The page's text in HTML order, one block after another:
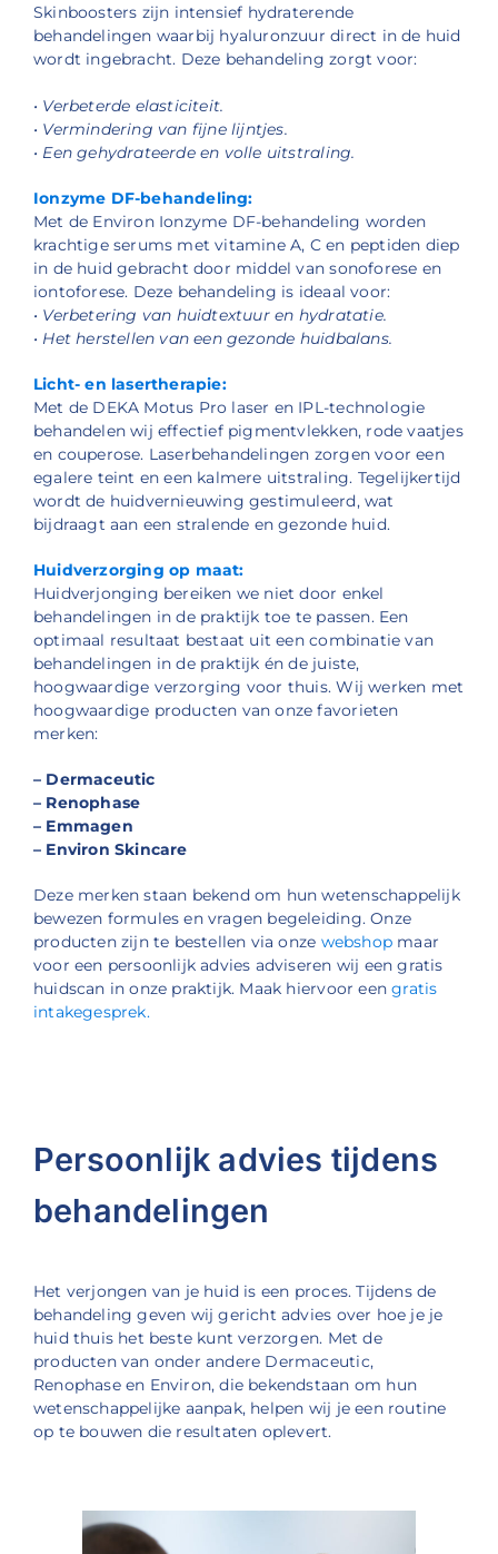
Skinboosters zijn intensief hydraterende
behandelingen waarbij hyaluronzuur direct in de huid
wordt ingebracht. Deze behandeling zorgt voor:
• Verbeterde elasticiteit.
• Vermindering van fijne lijntjes.
• Een gehydrateerde en volle uitstraling.
Ionzyme DF-behandeling:
Met de Environ Ionzyme DF-behandeling worden
krachtige serums met vitamine A, C en peptiden diep
in de huid gebracht door middel van sonoforese en
iontoforese. Deze behandeling is ideaal voor:
• Verbetering van huidtextuur en hydratatie.
• Het herstellen van een gezonde huidbalans.
Licht- en lasertherapie:
Met de DEKA Motus Pro laser en IPL-technologie
behandelen wij effectief pigmentvlekken, rode vaatjes
en couperose. Laserbehandelingen zorgen voor een
egalere teint en een kalmere uitstraling. Tegelijkertijd
wordt de huidvernieuwing gestimuleerd, wat
bijdraagt aan een stralende en gezonde huid.
Huidverzorging op maat:
Huidverjonging bereiken we niet door enkel
behandelingen in de praktijk toe te passen. Een
optimaal resultaat bestaat uit een combinatie van
behandelingen in de praktijk én de juiste,
hoogwaardige verzorging voor thuis. Wij werken met
hoogwaardige producten van onze favorieten
merken:
– Dermaceutic
– Renophase
– Emmagen
– Environ Skincare
Deze merken staan bekend om hun wetenschappelijk
bewezen formules en vragen begeleiding. Onze
producten zijn te bestellen via onze webshopmaar
voor een persoonlijk advies adviseren wij een gratis
huidscan in onze praktijk. Maak hiervoor eengratis
intakegesprek.
Persoonlijk advies tijdens
behandelingen
Het verjongen van je huid is een proces. Tijdens de
behandeling geven wij gericht advies over hoe je je
huid thuis het beste kunt verzorgen. Met de
producten van onder andere Dermaceutic,
Renophase en Environ, die bekendstaan om hun
wetenschappelijke aanpak, helpen wij je een routine
op te bouwen die resultaten oplevert.